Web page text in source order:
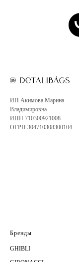
ИП Акимова Марина
Владимировна
ИНН 710300921008
ОГРН 304710308300104
Бренды
GHIBLI